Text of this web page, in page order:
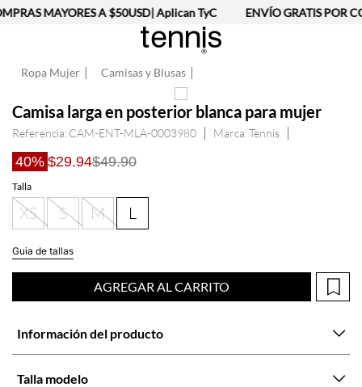
MAYORES A $50USD| Aplican TyC ENVÍO GRATIS POR
Ropa Mujer Camisas y Blusas
Camisa larga en posterior blanca para mujer
Referencia: CAM-ENT-MLA-0003980 Tennis
40% $29.94$49.90
Talla
XS S M L
Guia de tallas
AGREGAR AL CARRITO
Información del producto
Talla modelo